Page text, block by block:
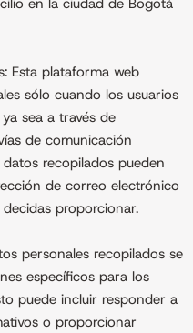
en la ciudad de Bogotá
Esta plataforma web
sólo cuando los usuarios
sea a través de
de comunicación
recopilados pueden
de correo electrónico
proporcionar.
personales recopilados se
específicos para los
puede incluir responder a
o proporcionar